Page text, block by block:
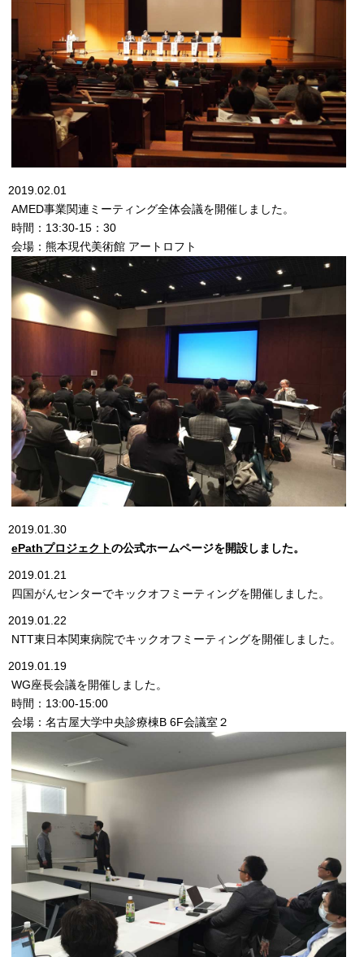
2019.02.01
AMED事業関連ミーティング全体会議を開催しました。
時間：13:30-15：30
会場：熊本現代美術館 アートロフト
2019.01.30
ePathプロジェクトの公式ホームページを開設しました。
2019.01.21
四国がんセンターでキックオフミーティングを開催しました。
2019.01.22
NTT東日本関東病院でキックオフミーティングを開催しました。
2019.01.19
WG座長会議を開催しました。
時間：13:00-15:00
会場：名古屋大学中央診療棟B 6F会議室２